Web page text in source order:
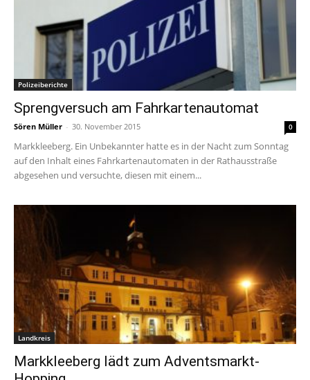
Polizeiberichte
Sprengversuch am Fahrkartenautomat
Sören Müller - 30. November 2015 0
Markkleeberg. Ein Unbekannter hatte es in der Nacht zum Sonntag
auf den Inhalt eines Fahrkartenautomaten in der Rathausstraße
abgesehen und versuchte, diesen mit einem...
Landkreis
Markkleeberg lädt zum Adventsmarkt-